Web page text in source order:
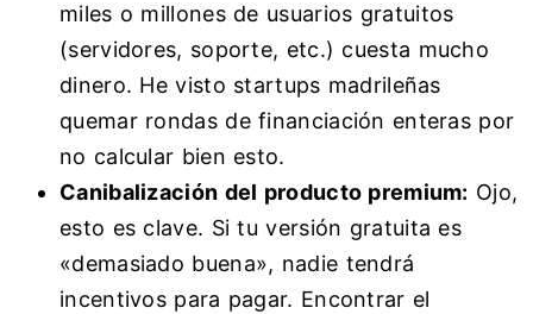
miles o millones de usuarios gratuitos
(servidores, soporte, etc.) cuesta mucho
dinero. He visto startups madrileñas
quemar rondas de financiación enteras por
no calcular bien esto.
Canibalización del producto premium: Ojo,
esto es clave. Si tu versión gratuita es
«demasiado buena», nadie tendrá
incentivos para pagar. Encontrar el